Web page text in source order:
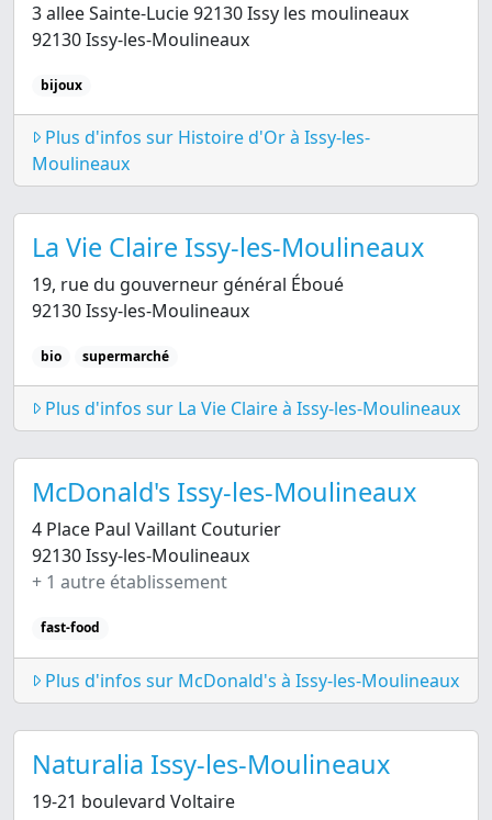
3 allee Sainte-Lucie 92130 Issy les moulineaux
92130 Issy-les-Moulineaux
bijoux
Plus d'infos sur Histoire d'Or à Issy-les-
Moulineaux
La Vie Claire Issy-les-Moulineaux
19, rue du gouverneur général Éboué
92130 Issy-les-Moulineaux
bio supermarché
Plus d'infos sur La Vie Claire à Issy-les-Moulineaux
McDonald's Issy-les-Moulineaux
4 Place Paul Vaillant Couturier
92130 Issy-les-Moulineaux
+ 1 autre établissement
fast-food
Plus d'infos sur McDonald's à Issy-les-Moulineaux
Naturalia Issy-les-Moulineaux
19-21 boulevard Voltaire